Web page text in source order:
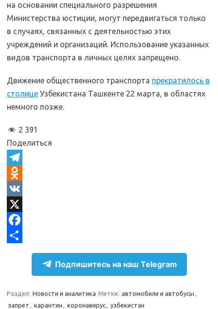
на основании специального разрешения
Министерства юстиции, могут передвигаться только
в случаях, связанных с деятельностью этих
учреждений и организаций. Использование указанных
видов транспорта в личных целях запрещено.
Движение общественного транспорта прекратилось в
столице Узбекистана Ташкенте 22 марта, в областях
немного позже.
2 391
Поделиться
T
e
e
g
O
d
n
o
s
V
KX
F
bр
Подпишитесь на наш Telegram
Раздел: Новости и аналитика Метки: автомобили и автобусы ,
запрет , карантин , коронавирус, узбекистан